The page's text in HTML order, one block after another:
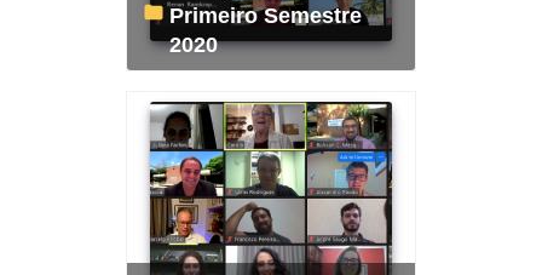
Primeiro Semestre
2020